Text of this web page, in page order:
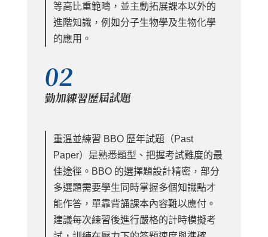
等高比重範疇，並主動拓展課本以外的
進階知識，例如分子生物學及生物化學
的應用。
02
勤加練習歷屆試題
重溫並練習 BBO 歷年試題（Past
Paper）是熟悉題型、把握考試難度的最
佳途徑。BBO 的選擇題設計精密，部分
多選題需要學生同時掌握多個知識點才
能作答，單靠背誦課本內容難以應付。
建議每次練習後進行嚴格的計時模擬考